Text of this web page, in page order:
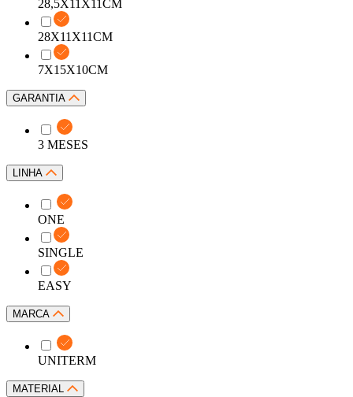
28,5X11X11CM
28X11X11CM
7X15X10CM
GARANTIA
3 MESES
LINHA
ONE
SINGLE
EASY
MARCA
UNITERM
MATERIAL